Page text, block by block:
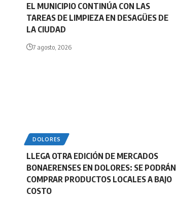
EL MUNICIPIO CONTINÚA CON LAS
TAREAS DE LIMPIEZA EN DESAGÜES DE
LA CIUDAD
7 agosto, 2026
DOLORES
LLEGA OTRA EDICIÓN DE MERCADOS
BONAERENSES EN DOLORES: SE PODRÁN
COMPRAR PRODUCTOS LOCALES A BAJO
COSTO